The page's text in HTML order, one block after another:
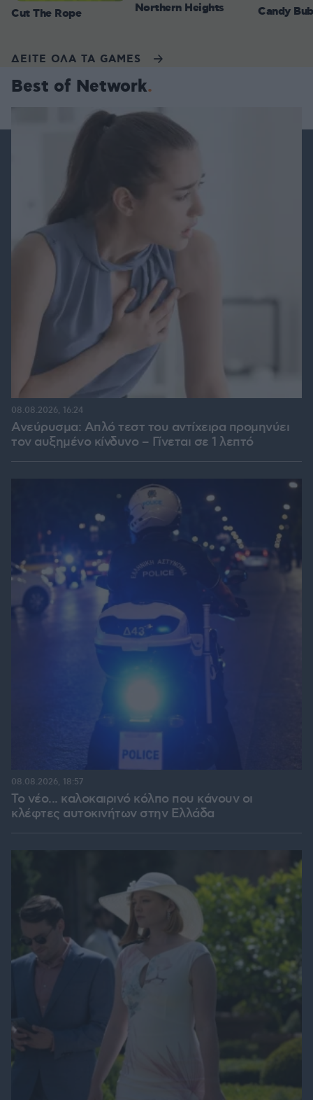
Cut The Rope Northern Heights Candy
ΔΕΙΤΕ ΟΛΑ ΤΑ GAMES
Best of Network
Ανεύρυσμα: Απλό τεστ του αντίχειρα προμηνύει
τον αυξημένο κίνδυνο – Γίνεται σε 1 λεπτό
08.08.2026, 16:24
Το νέο... καλοκαιρινό κόλπο που κάνουν οι
κλέφτες αυτοκινήτων στην Ελλάδα
08.08.2026, 18:57